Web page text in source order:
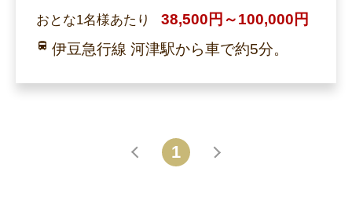
おとな1名様あたり
38,500円～100,000円
伊豆急行線 河津駅から車で約5分。
戻る
1
進む